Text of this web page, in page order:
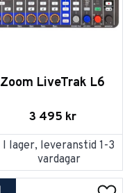
Zoom LiveTrak L6
3 495 kr
I lager, leveranstid 1-3
vardagar